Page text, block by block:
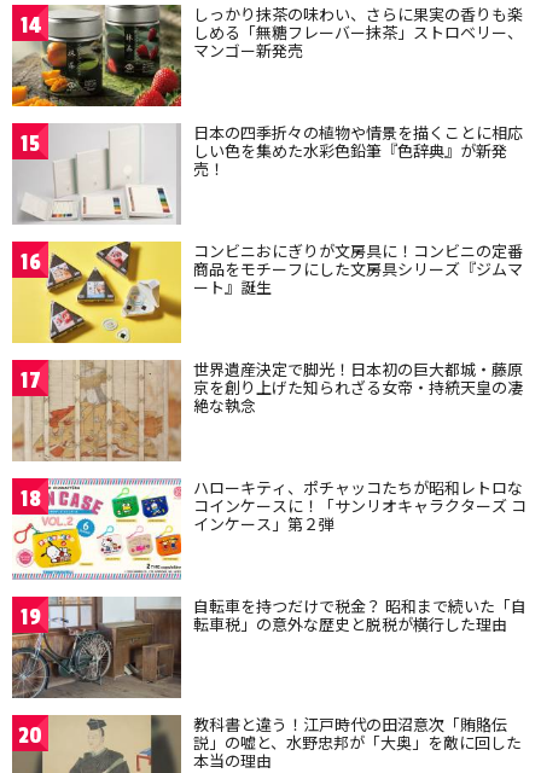
14 しっかり抹茶の味わい、さらに果実の香りも楽
しめる「無糖フレーバー抹茶」ストロベリー、
マンゴー新発売
15 日本の四季折々の植物や情景を描くことに相応
しい色を集めた水彩色鉛筆『色辞典』が新発
売！
16 コンビニおにぎりが文房具に！コンビニの定番
商品をモチーフにした文房具シリーズ『ジムマ
ート』誕生
17 世界遺産決定で脚光！日本初の巨大都城・藤原
京を創り上げた知られざる女帝・持統天皇の凄
絶な執念
18 ハローキティ、ポチャッコたちが昭和レトロな
コインケースに！「サンリオキャラクターズ コ
インケース」第２弾
19 自転車を持つだけで税金？ 昭和まで続いた「自
転車税」の意外な歴史と脱税が横行した理由
20 教科書と違う！江戸時代の田沼意次「賄賂伝
説」の嘘と、水野忠邦が「大奥」を敵に回した
本当の理由